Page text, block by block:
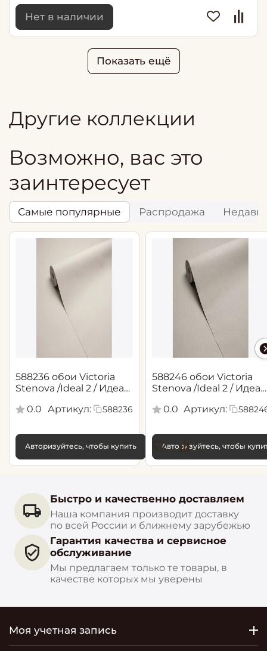
Нет в наличии
Показать ещё
Другие коллекции
Возможно, вас это
заинтересует
Самые популярные Распродажа
588236 обои Victoria
Stenova /Ideal 2 / Идеал
0.0
Артикул: 588236
Авторизуйтесь, чтобы купить
588246 обои Victoria
Stenova /Ideal 2 / Идеал
0.0 Артикул:
Авторизуйтесь, чтобы
Быстро и качественно доставляем
Наша компания производит доставку
по всей России и ближнему зарубежью
Гарантия качества и сервисное
обслуживание
Мы предлагаем только те товары, в
качестве которых мы уверены
Моя учетная запись